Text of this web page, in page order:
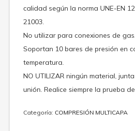
calidad según la norma UNE-EN
21003.
No utilizar para conexiones de gas.
Soportan 10 bares de presión en
temperatura.
NO UTILIZAR ningún material,
unión. Realice siempre la prueba
Categoría: COMPRESIÓN MULTICAPA